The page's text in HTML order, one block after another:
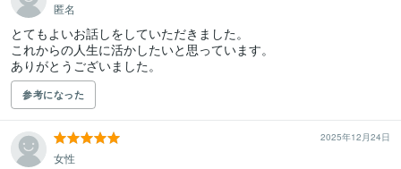
匿名
とてもよいお話しをしていただきました。
これからの人生に活かしたいと思っています。
ありがとうございました。
参考になった
2025年12月24日
女性